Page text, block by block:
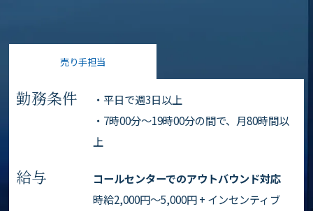
売り手担当
勤務条件
・平日で週3日以上
・7時00分〜19時00分の間で、月80時間以
上
給与
コールセンターでのアウトバウンド対応
時給2,000円～5,000円 + インセンティブ